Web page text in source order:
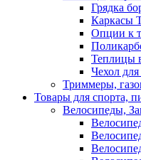
Грядка
Каркасы
Опции к
Теплицы
Чехол
Триммеры,
Товары для спорта,
Велосипеды,